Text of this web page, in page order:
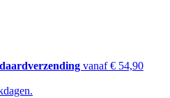
vanaf € 54,90